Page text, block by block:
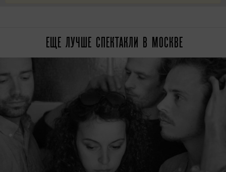
ЕЩЕ ЛУЧШЕ СПЕКТАКЛИ В МОСКВЕ